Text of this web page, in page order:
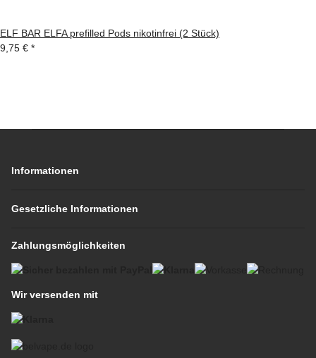
ELF BAR ELFA prefilled Pods nikotinfrei (2 Stück)
9,75 € *
Informationen
Gesetzliche Informationen
Zahlungsmöglichkeiten
Wir versenden mit